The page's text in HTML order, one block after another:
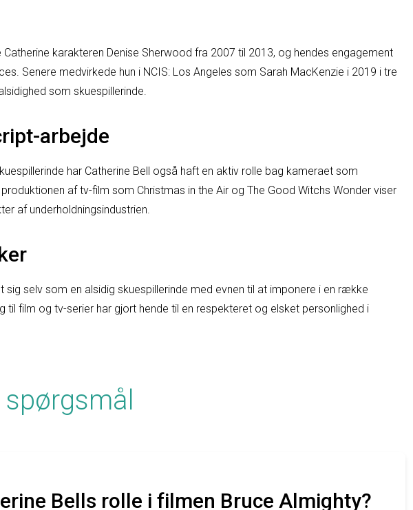
Catherine karakteren Denise Sherwood fra 2007 til 2013, og hendes engagement
Senere medvirkede hun i NCIS: Los Angeles som Sarah MacKenzie i 2019 i tre
som skuespillerinde.
arbejde
har Catherine Bell også haft en aktiv rolle bag kameraet som
af tv-film som Christmas in the Air og The Good Witchs Wonder viser
af underholdningsindustrien.
sig selv som en alsidig skuespillerinde med evnen til at imponere i en række
til film og tv-serier har gjort hende til en respekteret og elsket personlighed i
Bells rolle i filmen Bruce Almighty?